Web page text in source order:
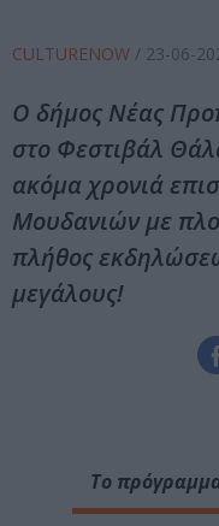
CULTURENOW / 23-06-
Ο δήμος Νέας
στο Φεστιβάλ
ακόμα χρονιά
Μουδανιών με
πλήθος
μεγάλους!
Το